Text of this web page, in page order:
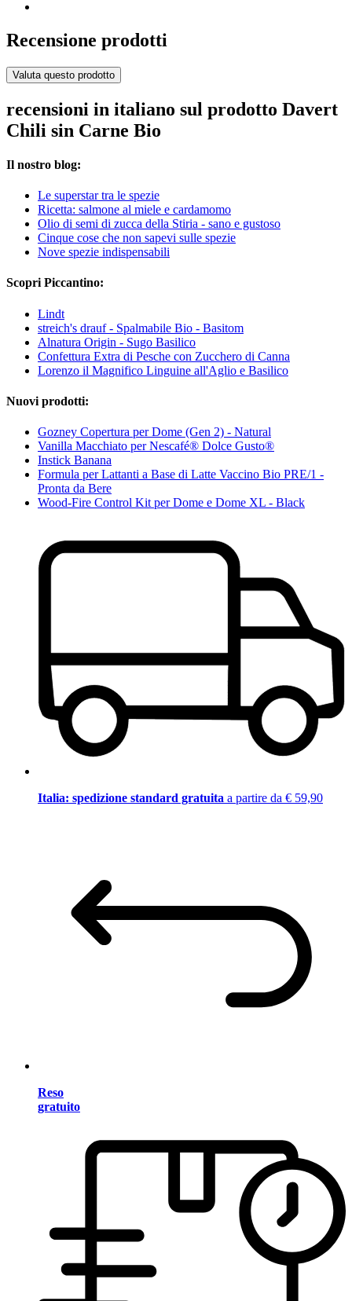
Recensione prodotti
Valuta questo prodotto
recensioni in italiano sul prodotto Davert
Chili sin Carne Bio
Il nostro blog:
Le superstar tra le spezie
Ricetta: salmone al miele e cardamomo
Olio di semi di zucca della Stiria - sano e gustoso
Cinque cose che non sapevi sulle spezie
Nove spezie indispensabili
Scopri Piccantino:
Lindt
streich's drauf - Spalmabile Bio - Basitom
Alnatura Origin - Sugo Basilico
Confettura Extra di Pesche con Zucchero di Canna
Lorenzo il Magnifico Linguine all'Aglio e Basilico
Nuovi prodotti:
Gozney Copertura per Dome (Gen 2) - Natural
Vanilla Macchiato per Nescafé® Dolce Gusto®
Instick Banana
Formula per Lattanti a Base di Latte Vaccino Bio PRE/1 -
Pronta da Bere
Wood-Fire Control Kit per Dome e Dome XL - Black
Italia: spedizione standard gratuita a partire da € 59,90
Reso
gratuito